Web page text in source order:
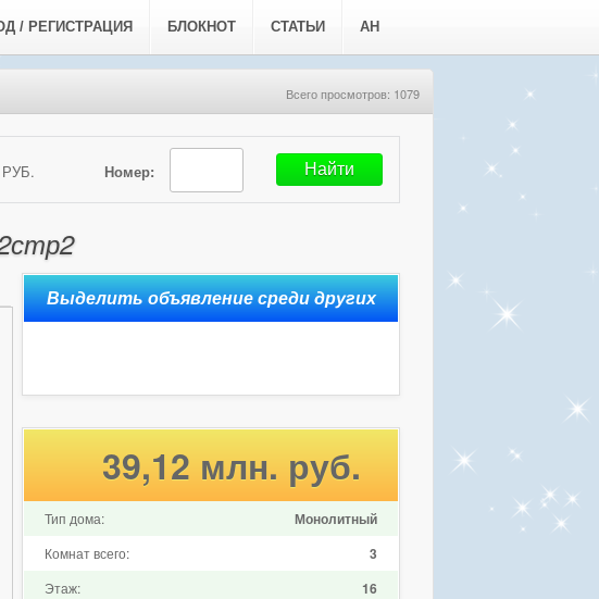
/ РЕГИСТРАЦИЯ БЛОКНОТ СТАТЬИ АН
Всего просмотров: 1079
Номер:
РУБ.
39,12 млн. руб.
Тип дома: Монолитный
Комнат всего: 3
Этаж: 16